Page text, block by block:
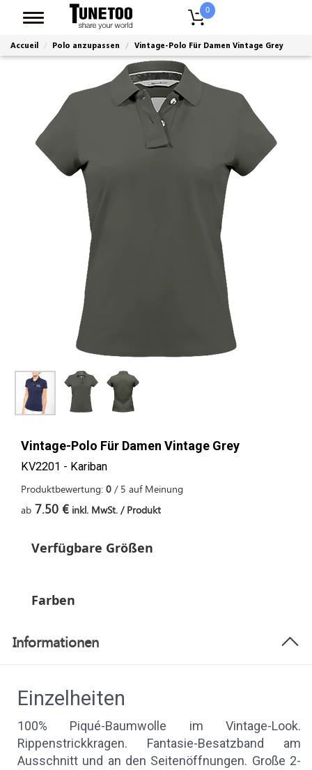
0
Accueil Polo anzupassen Vintage-Polo Für Damen Vintage Grey
Vintage-Polo Für Damen Vintage Grey
KV2201 - Kariban
Produktbewertung: 0 / 5 auf Meinung
ab 7.50 € inkl. MwSt. / Produkt
Verfügbare Größen
Farben
Informationen
Einzelheiten
100% Piqué-Baumwolle im Vintage-Look.
Rippenstrickkragen. Fantasie-Besatzband am
Ausschnitt und an den Seitenöffnungen. Große 2-